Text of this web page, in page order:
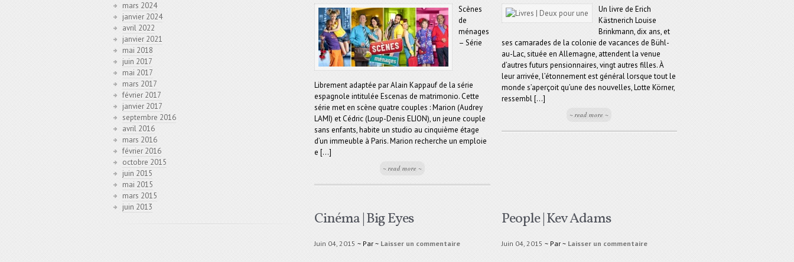
Scènes
de
ménages
– Série
Librement adaptée par Alain Kappauf de la série
espagnole intitulée Escenas de matrimonio. Cette
série met en scène quatre couples : Marion (Audrey
LAMI) et Cédric (Loup-Denis ELION), un jeune couple
sans enfants, habite un studio au cinquième étage
d’un immeuble à Paris. Marion recherche un emploie
e [...]
~ read more ~
Un livre de Erich
Kästnerich Louise
Brinkmann, dix ans, et
ses camarades de la colonie de vacances de Bühl-
au-Lac, située en Allemagne, attendent la venue
d’autres futurs pensionnaires, vingt autres filles. À
leur arrivée, l’étonnement est général lorsque tout le
monde s’aperçoit qu’une des nouvelles, Lotte Körner,
ressembl [...]
~ read more ~
Cinéma | Big Eyes
Juin 04, 2015 ~ Par ~ Laisser un commentaire
People | Kev Adams
Juin 04, 2015 ~ Par ~ Laisser un commentaire
mars 2024
janvier 2024
avril 2022
janvier 2021
mai 2018
juin 2017
mai 2017
mars 2017
février 2017
janvier 2017
septembre 2016
avril 2016
mars 2016
février 2016
octobre 2015
juin 2015
mai 2015
mars 2015
juin 2013